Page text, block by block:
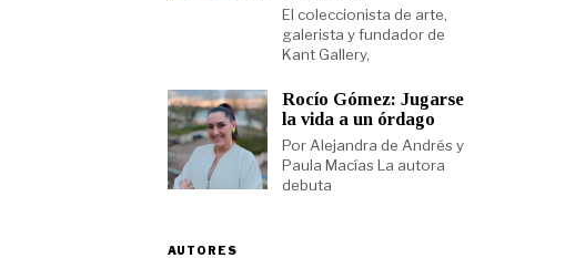
El coleccionista de arte,
galerista y fundador de
Kant Gallery,
Rocío Gómez: Jugarse
la vida a un órdago
Por Alejandra de Andrés y
Paula Macías La autora
debuta
AUTORES